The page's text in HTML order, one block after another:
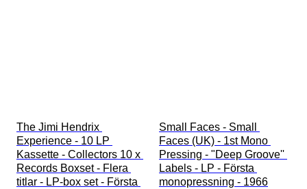
The Jimi Hendrix
Experience - 10 LP
Kassette - Collectors 10 x
Records Boxset - Flera
titlar - LP-box set - Första
Small Faces - Small
Faces (UK) - 1st Mono
Pressing - "Deep Groove''
Labels - LP - Första
monopressning - 1966